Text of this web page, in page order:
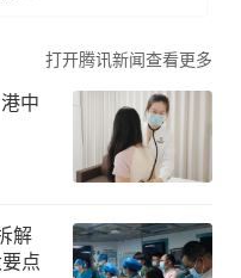
打开腾讯新闻查看更多
中
解
点